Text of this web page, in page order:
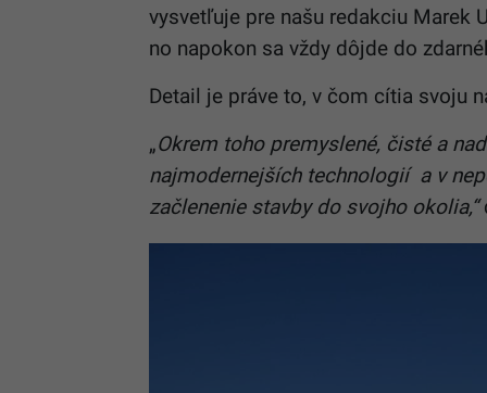
vysvetľuje pre našu redakciu Marek
no napokon sa vždy dôjde do
Detail je práve to, v čom cítia svoju
„Okrem toho premyslené, čisté a
najmodernejších technologií a v
začlenenie stavby do svojho okolia,“